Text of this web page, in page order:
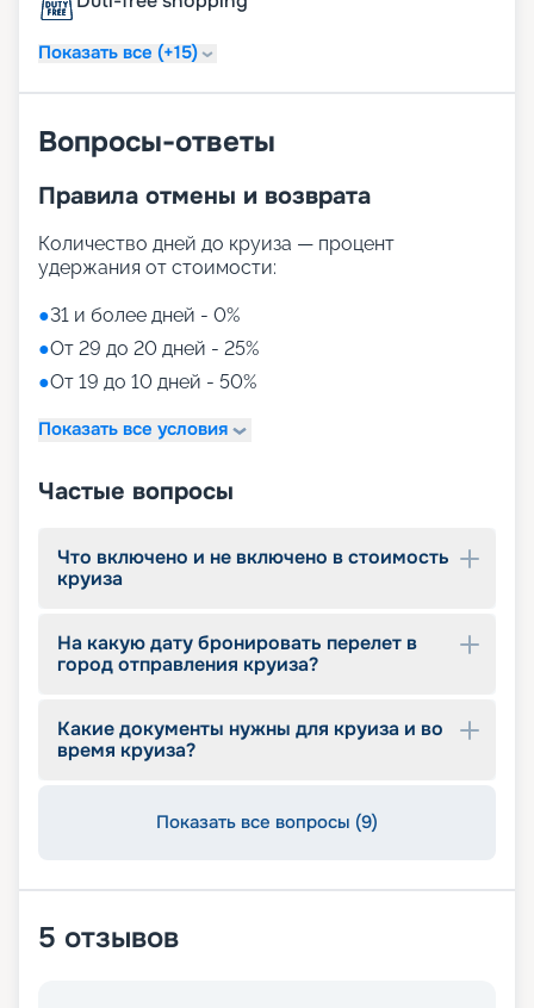
Подробное описание маршрутов, фото лайнера,
расписание круизов и цены на сезон 2026 - 2027
компании «Круиз.онлайн» можно не выходя из
Показать все (+15)
Вопросы-ответы
Правила отмены и возврата
Количество дней до круиза — процент
удержания от стоимости:
●31 и более дней - 0%
●От 29 до 20 дней - 25%
●От 19 до 10 дней - 50%
Показать все условия
Частые вопросы
Что включено и не включено в стоимость
круиза
На какую дату бронировать перелет в
город отправления круиза?
Какие документы нужны для круиза и во
время круиза?
Показать все вопросы (9)
5 отзывов